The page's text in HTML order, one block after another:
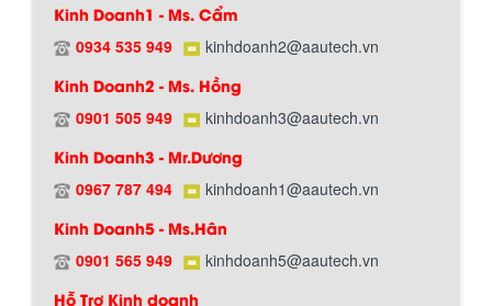
Kinh Doanh1 - Ms. Cẩm
0934 535 949 kinhdoanh2@aautech.vn
Kinh Doanh2 - Ms. Hồng
0901 505 949 kinhdoanh3@aautech.vn
Kinh Doanh3 - Mr.Dương
0967 787 494 kinhdoanh1@aautech.vn
Kinh Doanh5 - Ms.Hân
0901 565 949 kinhdoanh5@aautech.vn
Hỗ Trợ Kinh doanh
Hướng dẫn thanh toán mua hàng
Bồn chứa giải nhiệt sơn, mực in có cấu
tạo gồm 2 lớp inox và được dùng để
làm giảm nhiệt độ của nguyên...
Máy trộn bột khô 500kg được thiết kế
thân bồn nằm ngang, với cánh trộn bột
xoay đảo thuận nghịch. Vật liệu...